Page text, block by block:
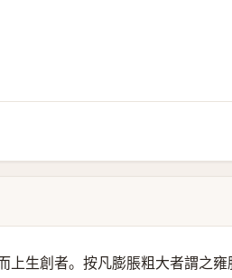
生創者。按凡膨脹粗大者謂之雍